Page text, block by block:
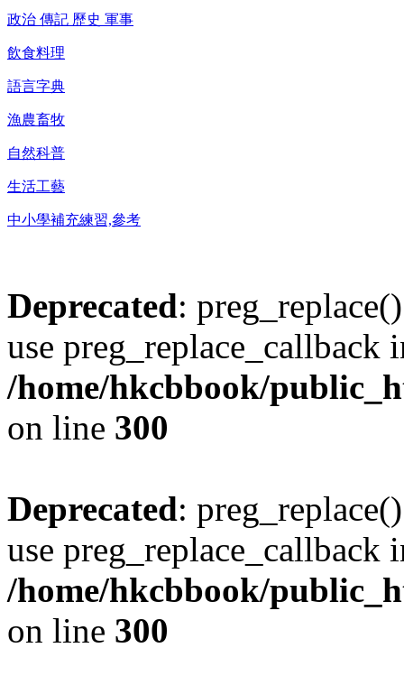
政治 傳記 歷史 軍事
飲食料理
語言字典
漁農畜牧
自然科普
生活工藝
中小學補充練習,參考
Deprecated:
use preg_replace_callback
/home/hkcbbook/
on line 300
Deprecated:
use preg_replace_callback
/home/hkcbbook/
on line 300